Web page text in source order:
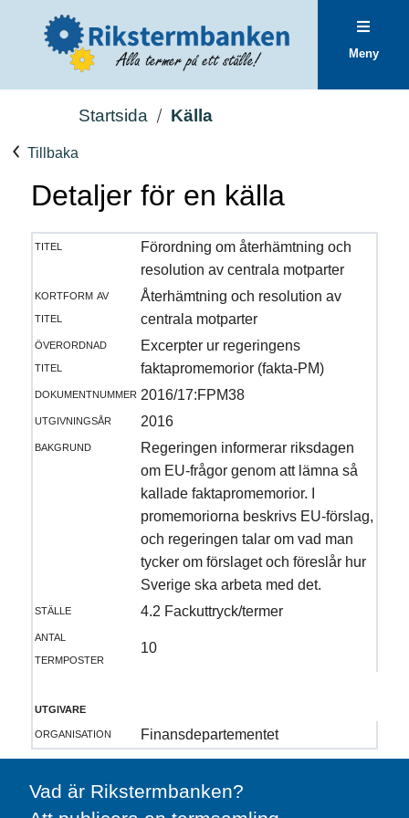
Meny
Startsida Källa
Tillbaka
Detaljer för en källa
titel
Förordning om återhämtning och
resolution av centrala motparter
kortform av
titel
Återhämtning och resolution av
centrala motparter
överordnad
titel
Excerpter ur regeringens
faktapromemorior (fakta-PM)
dokumentnummer 2016/17:FPM38
utgivningsår
2016
bakgrund
Regeringen informerar riksdagen
om EU-frågor genom att lämna så
kallade faktapromemorior. I
promemoriorna beskrivs EU-förslag,
och regeringen talar om vad man
tycker om förslaget och föreslår hur
Sverige ska arbeta med det.
ställe
4.2 Fackuttryck/termer
antal
termposter
10
utgivare
organisation
Finansdepartementet
Vad är Rikstermbanken?